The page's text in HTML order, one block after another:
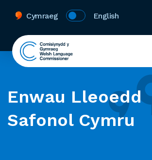
Cymraeg English
Enwau Lleoedd
Safonol Cymru